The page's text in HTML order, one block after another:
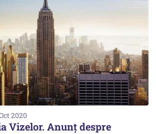
2020
Vizelor. Anunţ despre